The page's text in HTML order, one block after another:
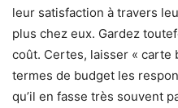
leur satisfaction à travers
plus chez eux. Gardez
coût. Certes, laisser « carte
termes de budget les
qu’il en fasse très souvent